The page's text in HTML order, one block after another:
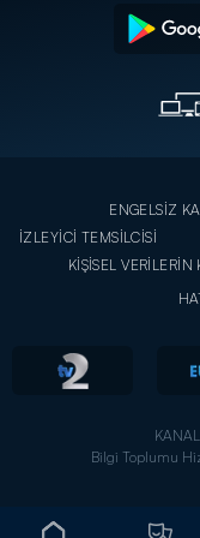
ENGELSİZ
İZLEYİCİ TEMSİLCİSİ
KİŞİSEL VERİLERİN
Bilgi Toplumu